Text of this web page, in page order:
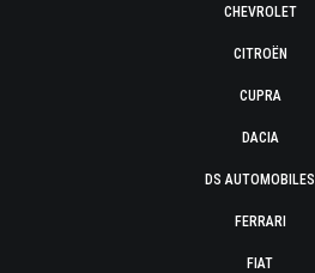
CHEVROLET
CITROËN
CUPRA
DACIA
DS AUTOMOBILES
FERRARI
FIAT